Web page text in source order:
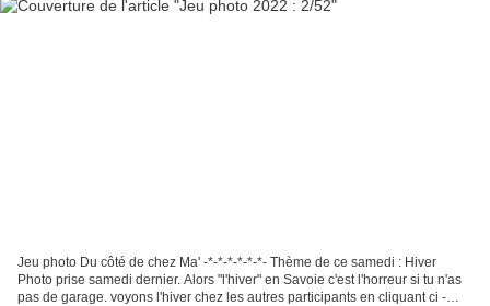
Jeu photo Du côté de chez Ma' -*-*-*-*-*-*- Thème de ce samedi : Hiver
Photo prise samedi dernier. Alors "l'hiver" en Savoie c'est l'horreur si tu n'as
pas de garage. voyons l'hiver chez les autres participants en cliquant ci -